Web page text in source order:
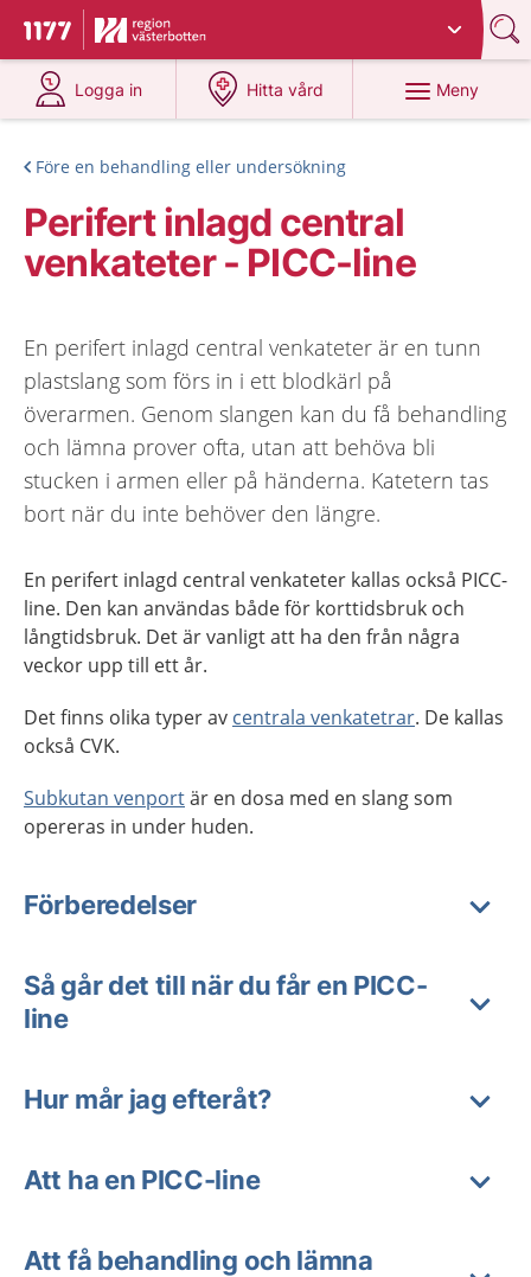
Till startsidan för 1177
Du har valt region
Logga in
på 1177.se
Hitta vård
på 1177.se
Meny
Före en behandling eller undersökning
Perifert inlagd central
venkateter - PICC-line
En perifert inlagd central venkateter är en tunn
plastslang som förs in i ett blodkärl på
överarmen. Genom slangen kan du få behandling
och lämna prover ofta, utan att behöva bli
stucken i armen eller på händerna. Katetern tas
bort när du inte behöver den längre.
En perifert inlagd central venkateter kallas också PICC-
line. Den kan användas både för korttidsbruk och
långtidsbruk. Det är vanligt att ha den från några
veckor upp till ett år.
Det finns olika typer av centrala venkatetrar. De kallas
också CVK.
Subkutan venportär en dosa med en slang som
opereras in under huden.
Förberedelser
Så går det till när du får en PICC-
line
Hur mår jag efteråt?
Att ha en PICC-line
Att få behandling och lämna